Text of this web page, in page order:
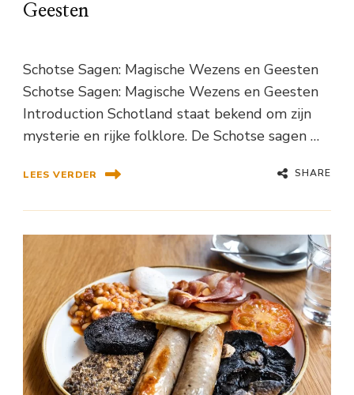
Geesten
Schotse Sagen: Magische Wezens en Geesten
Schotse Sagen: Magische Wezens en Geesten
Introduction Schotland staat bekend om zijn
mysterie en rijke folklore. De Schotse sagen …
LEES VERDER SHARE